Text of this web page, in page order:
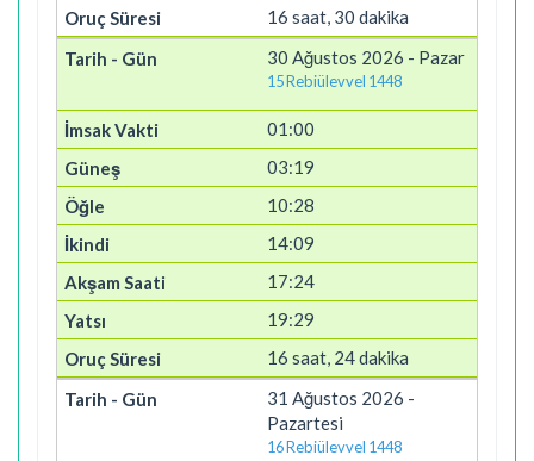
16 saat, 30 dakika
30 Ağustos 2026 - Pazar
15 Rebiülevvel 1448
01:00
03:19
10:28
14:09
17:24
19:29
16 saat, 24 dakika
31 Ağustos 2026 -
Pazartesi
16 Rebiülevvel 1448